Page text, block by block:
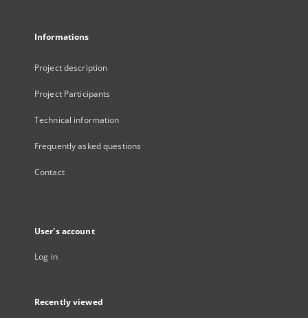
Informations
Project description
Project Participants
Technical information
Frequently asked questions
Contact
User's account
Log in
Recently viewed